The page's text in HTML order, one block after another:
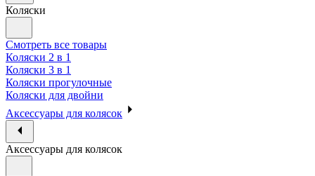
Коляски
Смотреть все товары
Коляски 2 в 1
Коляски 3 в 1
Коляски прогулочные
Коляски для двойни
Аксессуары для колясок
Аксессуары для колясок